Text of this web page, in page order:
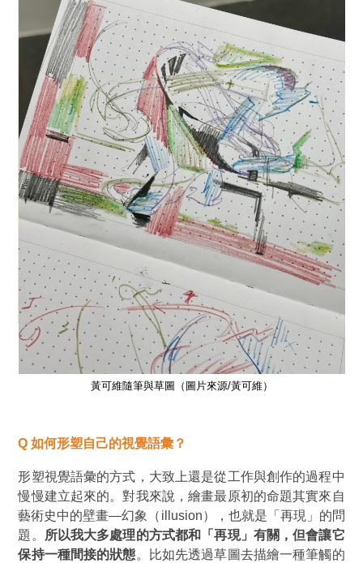
黃可維隨筆與草圖 （圖片來源/黃可維）
Q如何形塑自己的視覺語彙？
形塑視覺語彙的方式，大致上還是從工作與創作的過程中
慢慢建立起來的。對我來說，繪畫最原初的命題其實來自
藝術史中的壁畫—幻象（illusion），也就是「再現」的問
題。
所以我大多處理的方式都和「再現」有關，但會讓它
保持一種間接的狀態。比如先透過草圖去描繪一種筆觸的